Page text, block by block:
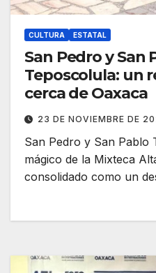
CULTURA ESTATAL
San Pedro y San
Teposcolula: un
cerca de Oaxaca
23 DE NOVIEMBRE DE
San Pedro y San Pablo
mágico de la Mixteca
consolidado como un